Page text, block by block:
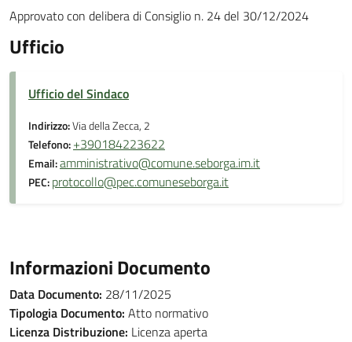
Approvato con delibera di Consiglio n. 24 del 30/12/2024
Ufficio
Ufficio del Sindaco
Indirizzo:Via della Zecca, 2
Telefono:+390184223622
Email:amministrativo@comune.seborga.im.it
PEC:protocollo@pec.comuneseborga.it
Informazioni Documento
Data Documento: 28/11/2025
Tipologia Documento: Atto normativo
Licenza Distribuzione: Licenza aperta